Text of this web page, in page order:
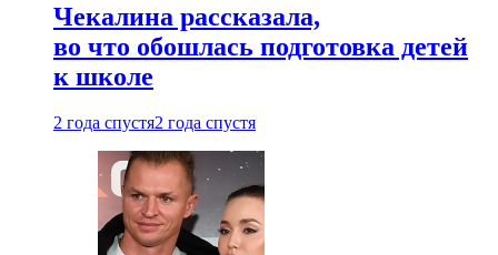
Чекалина рассказала,
во что обошлась подготовка детей
к школе
2 года спустя2 года спустя